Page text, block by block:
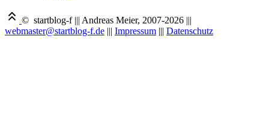
© startblog-f ||| Andreas Meier, 2007-2026 |||
webmaster@startblog-f.de ||| Impressum ||| Datenschutz